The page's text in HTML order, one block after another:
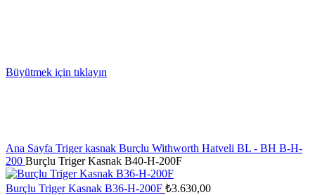
Büyütmek için tıklayın
Ana Sayfa Triger kasnak Burçlu Withworth Hatveli BL - BH B-H-
200 Burçlu Triger Kasnak B40-H-200F
Burçlu Triger Kasnak B36-H-200F ₺3.630,00